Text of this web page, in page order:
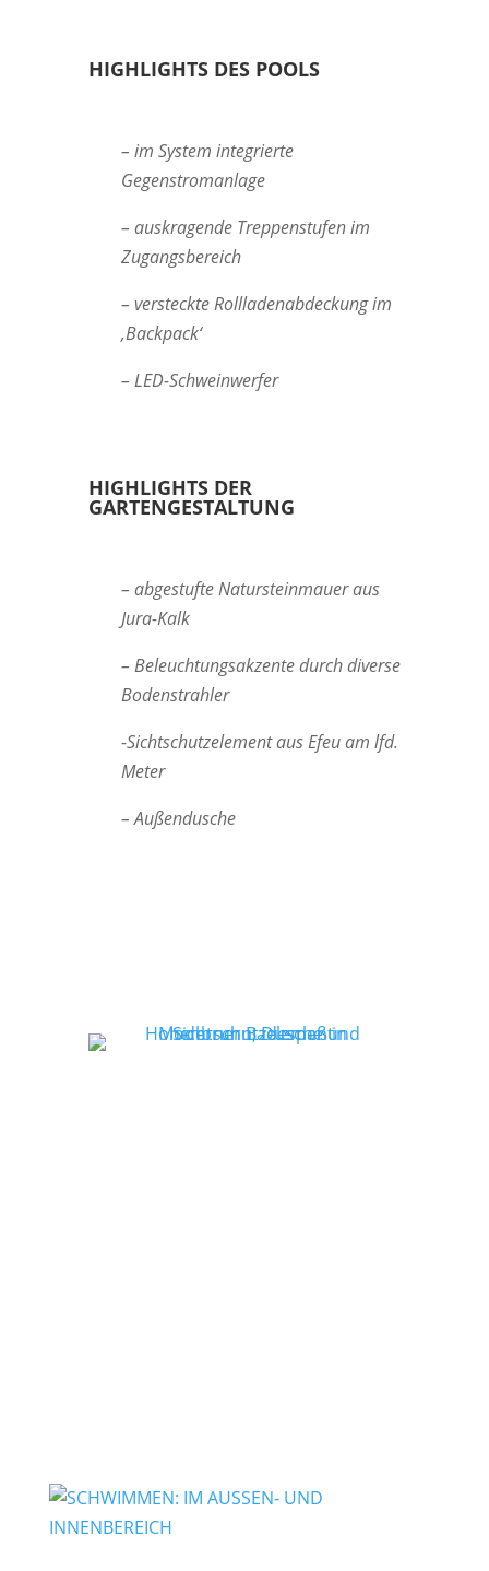
HIGHLIGHTS DES POOLS
– im System integrierte
Gegenstromanlage
– auskragende Treppenstufen im
Zugangsbereich
– versteckte Rollladenabdeckung im
‚Backpack‘
– LED-Schweinwerfer
HIGHLIGHTS DER
GARTENGESTALTUNG
– abgestufte Natursteinmauer aus
Jura-Kalk
– Beleuchtungsakzente durch diverse
Bodenstrahler
-Sichtschutzelement aus Efeu am lfd.
Meter
– Außendusche